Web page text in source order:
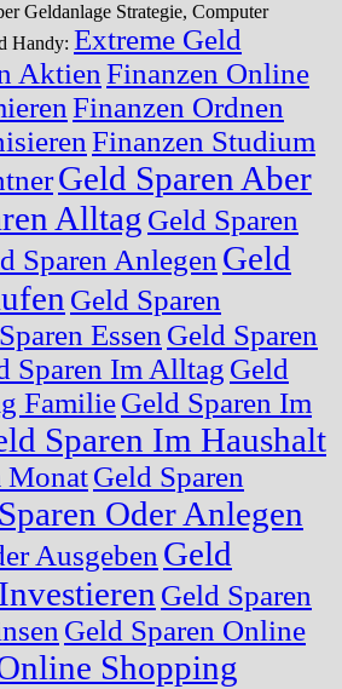
Geldanlage Strategie, Computer
Handy: Extreme Geld
Aktien Finanzen Online
Finanzen Ordnen
Finanzen Studium
Geld Sparen Aber
Alltag Geld Sparen
Sparen Anlegen Geld
Geld Sparen
Essen Geld Sparen
Sparen Im Alltag Geld
FamilieGeld Sparen Im
Sparen Im Haushalt
MonatGeld Sparen
Oder Anlegen
Ausgeben Geld
Geld Sparen
Geld Sparen Online
Shopping